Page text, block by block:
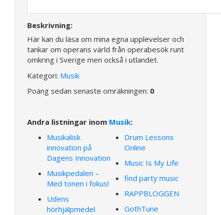
Beskrivning:
Här kan du läsa om mina egna upplevelser och
tankar om operans värld från operabesök runt
omkring i Sverige men också i utlandet.
Kategori: Musik
Poäng sedan senaste omräkningen: 0
Andra listningar inom Musik:
Musikalisk
innovation på
Dagens Innovation
Musikpedalen –
Med tonen i fokus!
Udens
hörhjälpmedel
Drum Lessons
Online
Music Is My Life
find party music
RAPPBLOGGEN
GothTune